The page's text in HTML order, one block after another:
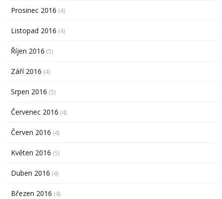
Prosinec 2016 (4)
Listopad 2016 (4)
Říjen 2016 (5)
Září 2016 (4)
Srpen 2016 (5)
Červenec 2016 (4)
Červen 2016 (4)
Květen 2016 (5)
Duben 2016 (4)
Březen 2016 (4)